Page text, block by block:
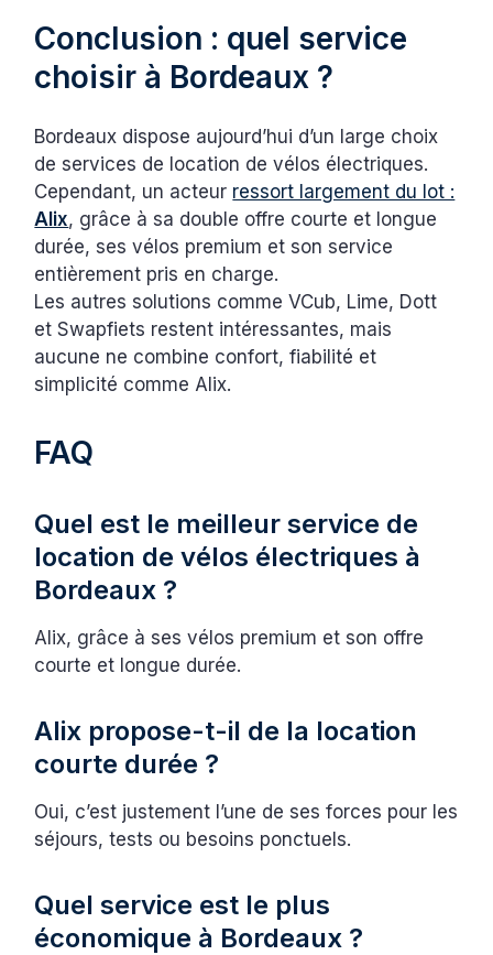
Conclusion : quel service
choisir à Bordeaux ?
Bordeaux dispose aujourd’hui d’un large choix
de services de location de vélos électriques.
Cependant, un acteur ressort largement du lot :
Alix, grâce à sa double offre courte et longue
durée, ses vélos premium et son service
entièrement pris en charge.
Les autres solutions comme VCub, Lime, Dott
et Swapfiets restent intéressantes, mais
aucune ne combine confort, fiabilité et
simplicité comme Alix.
FAQ
Quel est le meilleur service de
location de vélos électriques à
Bordeaux ?
Alix, grâce à ses vélos premium et son offre
courte et longue durée.
Alix propose-t-il de la location
courte durée ?
Oui, c’est justement l’une de ses forces pour les
séjours, tests ou besoins ponctuels.
Quel service est le plus
économique à Bordeaux ?